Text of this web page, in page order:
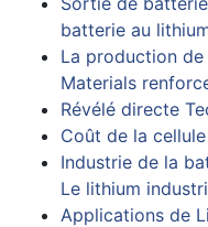
batterie au
La production
Materials
Révélé directe
Coût de la
Industrie de la
Le lithium
Applications de